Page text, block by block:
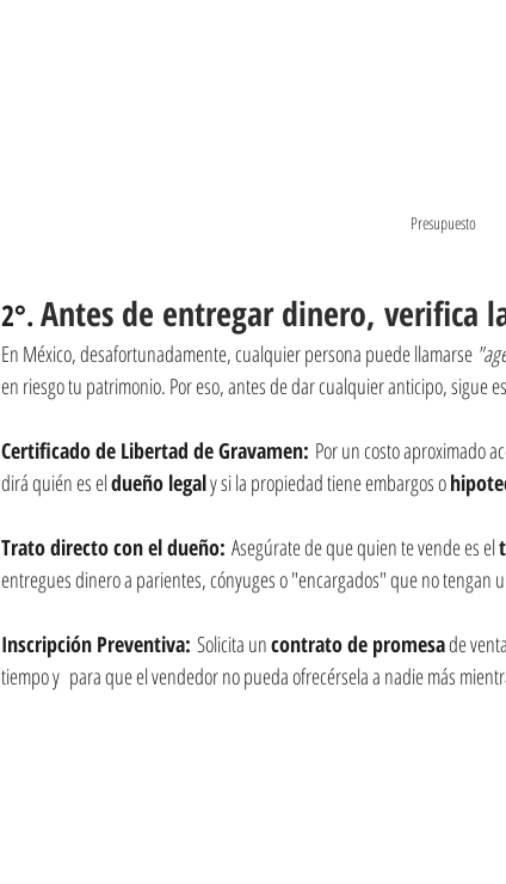
Presupuesto
2°. Antes de entregar dinero, verifica
En México, desafortunadamente, cualquier persona puede llamarse
en riesgo tu patrimonio. Por eso, antes de dar cualquier anticipo, sigue
Certificado de Libertad de Gravamen: Por un costo aproximado
dirá quién es el dueño legal y si la propiedad tiene embargos o
Trato directo con el dueño: Asegúrate de que quien te vende es el
entregues dinero a parientes, cónyuges o "encargados" que no tengan
Inscripción Preventiva: Solicita un contrato de promesa de
tiempo y  para que el vendedor no pueda ofrecérsela a nadie más